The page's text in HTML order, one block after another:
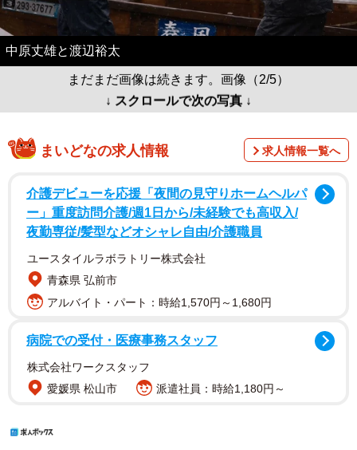
中原丈雄と渡辺裕太
まだまだ画像は続きます。画像（2/5）
↓ スクロールで次の写真 ↓
まいどなの求人情報 求人情報一覧へ
介護デビューを応援「夜間の見守りホームヘルパ
ー」重度訪問介護/週1日から/未経験でも高収入/
夜勤専従/髪型などオシャレ自由/介護職員
ユースタイルラボラトリー株式会社
青森県 弘前市
アルバイト・パート：時給1,570円～1,680円
病院での受付・医療事務スタッフ
株式会社ワークスタッフ
愛媛県 松山市
派遣社員：時給1,180円～